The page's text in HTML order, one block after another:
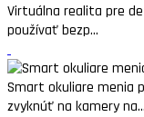
Virtuálna realita pre
používať bezp...
Smart okuliare menia
zvyknúť na kamery na...